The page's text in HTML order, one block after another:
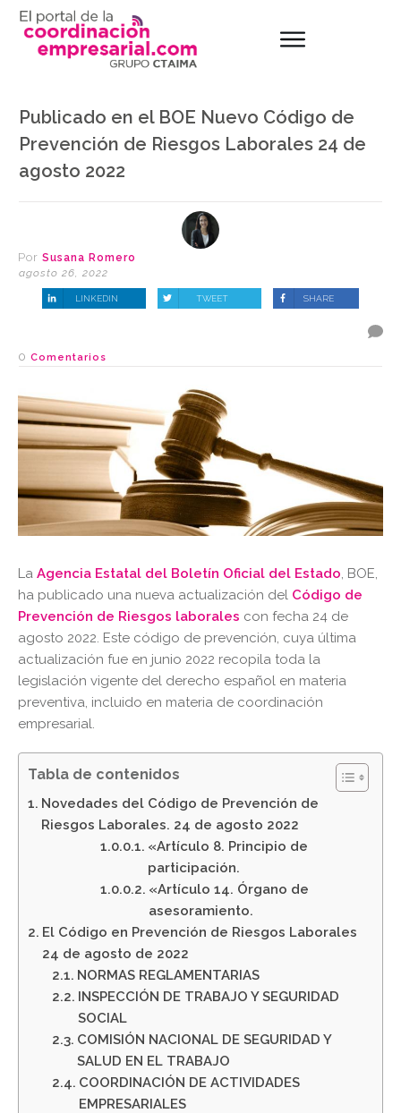
Publicado en el BOE Nuevo Código de
Prevención de Riesgos Laborales 24 de
agosto 2022
Por Susana Romero
agosto 26, 2022
LINKEDIN TWEET SHARE
0 Comentarios
La Agencia Estatal del Boletín Oficial del Estado, BOE,
ha publicado una nueva actualización del Código de
Prevención de Riesgos laborales con fecha 24 de
agosto 2022. Este código de prevención, cuya última
actualización fue en junio 2022 recopila toda la
legislación vigente del derecho español en materia
preventiva, incluido en materia de coordinación
empresarial.
Tabla de contenidos
Novedades del Código de Prevención de
Riesgos Laborales. 24 de agosto 2022
«Artículo 8. Principio de
participación.
«Artículo 14. Órgano de
asesoramiento.
El Código en Prevención de Riesgos Laborales
24 de agosto de 2022
NORMAS REGLAMENTARIAS
INSPECCIÓN DE TRABAJO Y SEGURIDAD
SOCIAL
COMISIÓN NACIONAL DE SEGURIDAD Y
SALUD EN EL TRABAJO
COORDINACIÓN DE ACTIVIDADES
EMPRESARIALES